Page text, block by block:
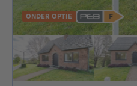
ONDER OPTIE